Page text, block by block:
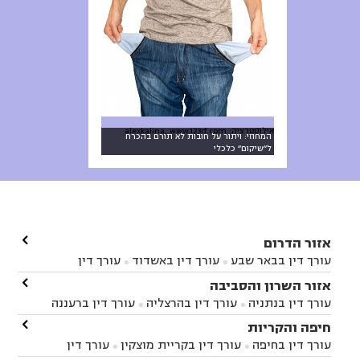
המחוזי: ויתור על חובות לא תורם בהכרח
ל״שיקום״ כלכלי
אילוסטרציה: alexkalina, www.123rf.com
אזור הדרום
עורך דין בבאר שבע  עורך דין באשדוד 
עורך דין
באשקלון
עורך דין בבאר טוביה עורך דין בגן יבנה
עורך דין בניר הבנים עורך דין בערד
זיקים
עורך דין בנתיבות עורך דין בקרית מלאכי

אזור השרון והסביבה
עורך דין בנתניה  עורך דין בהרצליה  עורך דין ברעננה
עורך דין בחדרה עורך דין בכפר סבא
עורך דין בהוד
השרון
עורך דין באבן יהודה
עורך דין בחריש  עורך דין בקיסריה  עורך דין בקדימה

חיפה והקריות
עורך דין בחיפה  עורך דין בקריית מוצקין 
עורך דין
